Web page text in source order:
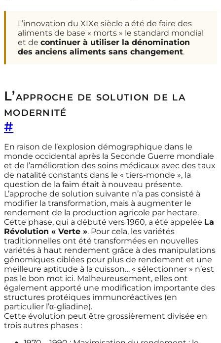
L’innovation du XIXe siècle a été de faire des
aliments de base « morts » le standard mondial
et de continuer à utiliser la dénomination
des anciens aliments sans changement.
L’approche de solution de la
modernité
#
En raison de l’explosion démographique dans le
monde occidental après la Seconde Guerre mondiale
et de l’amélioration des soins médicaux avec des taux
de natalité constants dans le « tiers-monde », la
question de la faim était à nouveau présente.
L’approche de solution suivante n’a pas consisté à
modifier la transformation, mais à augmenter le
rendement de la production agricole par hectare.
Cette phase, qui a débuté vers 1960, a été appelée La
Révolution « Verte ». Pour cela, les variétés
traditionnelles ont été transformées en nouvelles
variétés à haut rendement grâce à des manipulations
génomiques ciblées pour plus de rendement et une
meilleure aptitude à la cuisson… « sélectionner » n’est
pas le bon mot ici. Malheureusement, elles ont
également apporté une modification importante des
structures protéiques immunoréactives (en
particulier l’α-gliadine).
Cette évolution peut être grossièrement divisée en
trois autres phases :